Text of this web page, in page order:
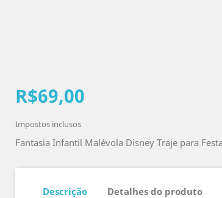
R$69,00
Impostos inclusos
Fantasia Infantil Malévola Disney Traje para
Descrição Detalhes do produto